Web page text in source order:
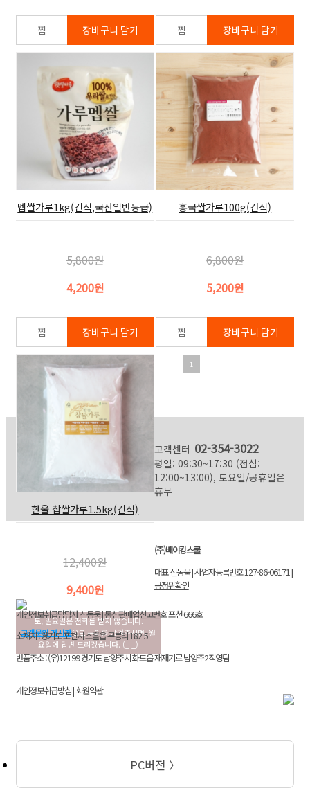
멥쌀가루1kg(건식,국산일반등급)
5,800원
4,200원
홍국쌀가루100g(건식)
6,800원
5,200원
한울 찹쌀가루1.5kg(건식)
12,400원
9,400원
1
토, 일요일은 전화를 받지 않습니다.
고객문의 게시판으로 문의를 남겨주시면, 월
요일에 답변 드리겠습니다. (_ _)
고객센터 02-354-3022
평일: 09:30~17:30 (점심:
12:00~13:00), 토요일/공휴일은
휴무
(주)베이킹스쿨
대표 신동욱 | 사업자등록번호 127-86-06171 |
공정위확인
개인정보취급담당자 신동욱 | 통신판매업신고번호 포천 666호
소재지 : 경기도 포천시 소흘읍 무봉리 182-5
반품주소 : (우)12199 경기도 남양주시 화도읍 재재기로 남양주2직영팀
개인정보취급방침|회원약관
PC버전 〉